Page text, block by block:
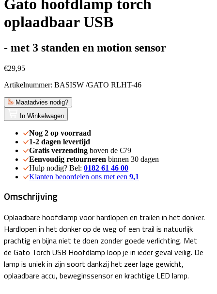
Gato hoofdlamp torch
oplaadbaar USB
- met 3 standen en motion sensor
€29,95
Artikelnummer: BASISW /GATO RLHT-46
Maatadvies nodig?
In Winkelwagen
Nog 2 op voorraad
1-2 dagen levertijd
Gratis verzending boven de €79
Eenvoudig retourneren binnen 30 dagen
Hulp nodig? Bel: 0182 61 46 00
Klanten beoordelen ons met een 9,1
Omschrijving
Oplaadbare hoofdlamp voor hardlopen en trailen in het donker.
Hardlopen in het donker op de weg of een trail is natuurlijk
prachtig en bijna niet te doen zonder goede verlichting. Met
de Gato Torch USB Hoofdlamp loop je in ieder geval veilig. De
lamp is uniek in zijn soort dankzij het zeer lage gewicht,
oplaadbare accu, beweginssensor en krachtige LED lamp.